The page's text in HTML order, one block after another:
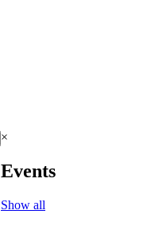
×
Events
Show all